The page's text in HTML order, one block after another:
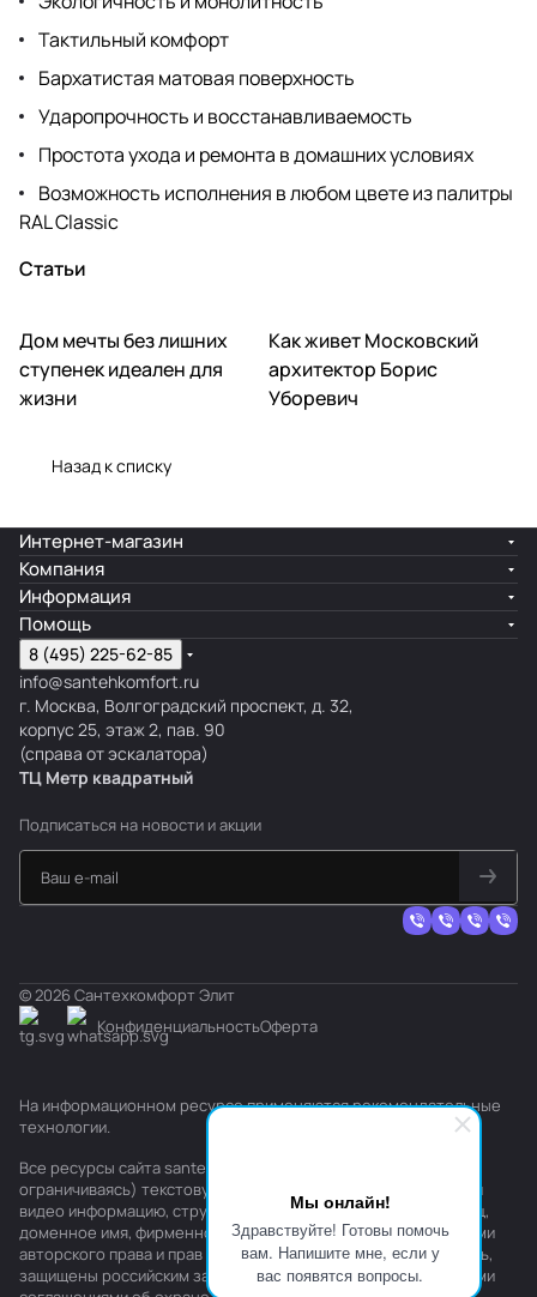
Мы онлайн!
Здравствуйте! Готовы помочь
вам. Напишите мне, если у
вас появятся вопросы.
Тактильный комфорт
Бархатистая матовая поверхность
Ударопрочность и восстанавливаемость
Простота ухода и ремонта в домашних условиях
Возможность исполнения в любом цвете из палитры
RAL Classic
Статьи
Обзоры
Дом мечты без лишних
ступенек идеален для
жизни
Полезные советы
Как живет Московский
архитектор Борис
Уборевич
Назад к списку
Интернет-магазин
Компания
Информация
Помощь
8 (495) 225-62-85
info@santehkomfort.ru
г. Москва, Волгоградский проспект, д. 32,
корпус 25, этаж 2, пав. 90
(справа от эскалатора)
ТЦ Метр квадратный
Подписаться на новости и акции
© 2026 Сантехкомфорт Элит
КонфиденциальностьОферта
На информационном ресурсе применяютсярекомендательные
технологии.
Все ресурсы сайта santehkomfort.ru, включая (но не
ограничиваясь) текстовую, графическую, фотографическую и
видео информацию, структуру, дизайн и оформление страниц,
доменное имя, фирменное наименование являются объектами
авторского права и прав на интеллектуальную собственность,
защищены российским законодательством и международными